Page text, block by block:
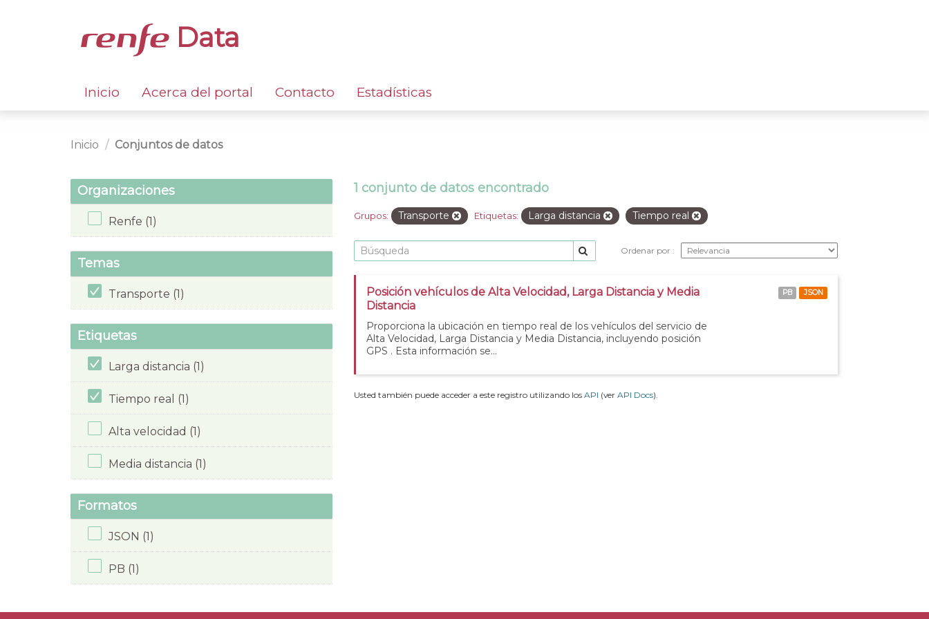
Data
Inicio Acerca del portal Contacto Estadísticas
Inicio Conjuntos de datos
Organizaciones
Renfe (1)
Temas
Transporte (1)
Etiquetas
Larga distancia (1)
Tiempo real (1)
Alta velocidad (1)
Media distancia (1)
Formatos
JSON (1)
PB (1)
1 conjunto de datos encontrado
Grupos: Transporte Etiquetas: Larga distancia Tiempo real
Ordenar por
Posición vehículos de Alta Velocidad, Larga Distancia y Media
Distancia
Proporciona la ubicación en tiempo real de los vehículos del servicio de
Alta Velocidad, Larga Distancia y Media Distancia, incluyendo posición
GPS . Esta información se...
PB JSON
Usted también puede acceder a este registro utilizando los API (ver API Docs).